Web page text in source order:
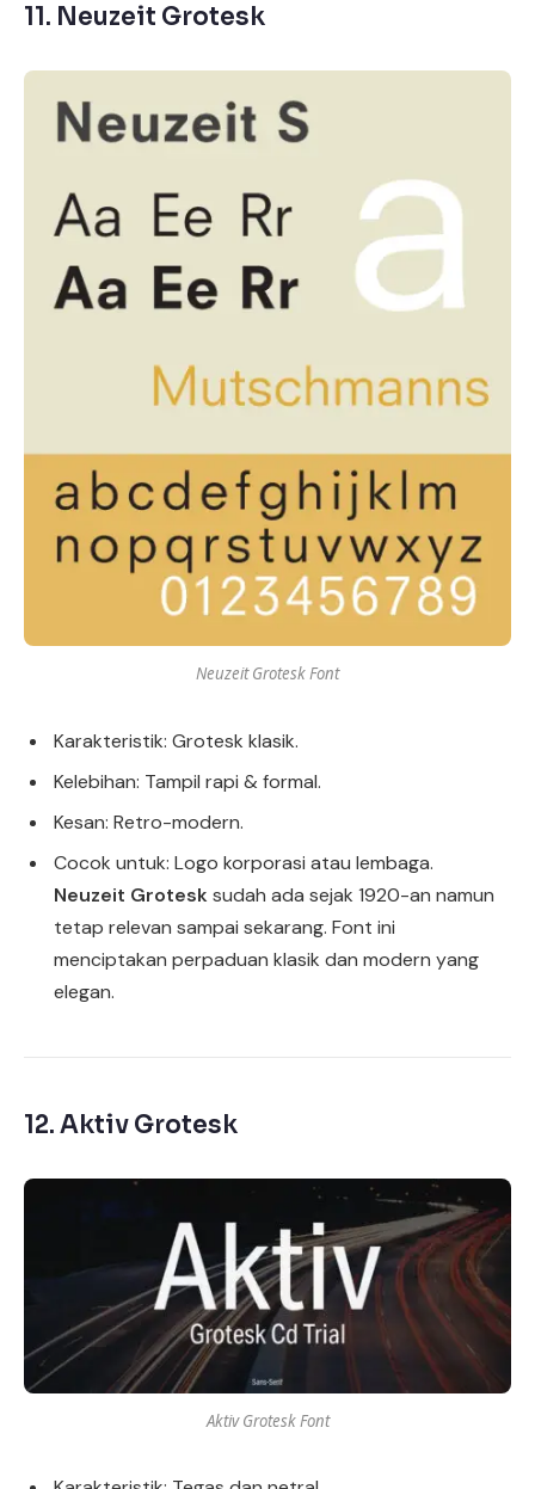
11. Neuzeit Grotesk
Neuzeit Grotesk Font
Karakteristik: Grotesk klasik.
Kelebihan: Tampil rapi & formal.
Kesan: Retro-modern.
Cocok untuk: Logo korporasi atau lembaga.
Neuzeit Grotesk sudah ada sejak 1920-an namun
tetap relevan sampai sekarang. Font ini
menciptakan perpaduan klasik dan modern yang
elegan.
12.Aktiv Grotesk
Aktiv Grotesk Font